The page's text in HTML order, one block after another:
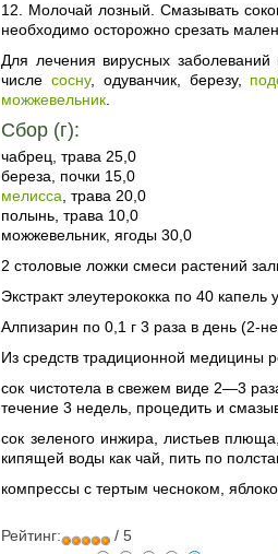
12. Молочай лозный. Смазывать
необходимо осторожно срезать
Для лечения вирусных заболеваний
числесосну, одуванчик, березу,
можжевельник
Сбор (г):
чабрец, трава 25,0
береза, почки 15,0
мелисса , трава 20,0
полынь, трава 10,0
можжевельник, ягоды 30,0
2 столовые ложки смеси растений
Экстракт элеутерококка по 40
Алпизарин по 0,1 г 3 раза в день (2-
Из средств традиционной медицины
сок чистотела в свежем виде 2—3
течение 3 недель, процедить и
сок зеленого инжира, листьев
кипящей воды как чай, пить по
компрессы с тертым чесноком,
Рейтинг:
/ 5